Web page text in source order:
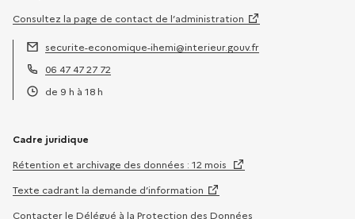
Consultez la page de contact de l’administration
Adresse électronique :
securite-economique-ihemi@interieur.gouv.fr
Téléphone :
06 47 47 27 72
de 9 h à 18 h
Cadre juridique
Rétention et archivage des données : 12 mois
Texte cadrant la demande d’information
Contacter le Délégué à la Protection des Données